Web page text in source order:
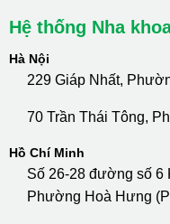
Hệ thống Nha
Hà Nội
229 Giáp Nhất,
70 Trần Thái Tông,
Hồ Chí Minh
Số 26-28 đường số 6
Phường Hoà Hưng